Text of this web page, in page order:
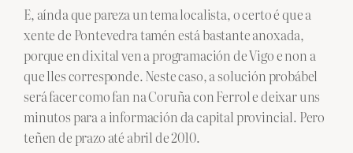
E, aínda que pareza un tema localista, o certo é que a
xente de Pontevedra tamén está bastante anoxada,
porque en dixital ven a programación de Vigo e non a
que lles corresponde. Neste caso, a solución probábel
será facer como fan na Coruña con Ferrol e deixar uns
minutos para a información da capital provincial. Pero
teñen de prazo até abril de 2010.